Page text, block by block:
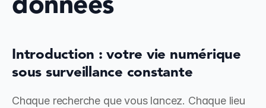
données
Introduction : votre vie numérique
sous surveillance constante
Chaque recherche que vous lancez. Chaque lieu